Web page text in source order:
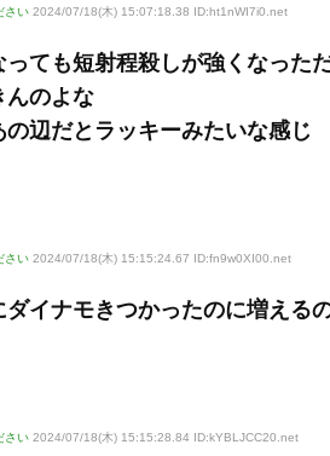
さい 2024/07/18(木) 15:07:18.38 ID:ht1nWI7i0 .net
ても短射程殺しが強くなった
んのよな
辺だとラッキーみたいな感じ
さい 2024/07/18(木) 15:15:24.67 ID:fn9w0XI00 .net
ダイナモきつかったのに増える
さい 2024/07/18(木) 15:15:28.84 ID:kYBLJCC20 .net